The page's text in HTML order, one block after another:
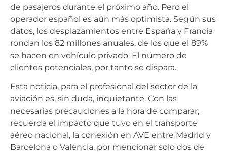
de pasajeros durante el próximo año. Pero el
operador español es aún más optimista. Según sus
datos, los desplazamientos entre España y Francia
rondan los 82 millones anuales, de los que el 89%
se hacen en vehículo privado. El número de
clientes potenciales, por tanto se dispara.
Esta noticia, para el profesional del sector de la
aviación es, sin duda, inquietante. Con las
necesarias precauciones a la hora de comparar,
recuerda el impacto que tuvo en el transporte
aéreo nacional, la conexión en AVE entre Madrid y
Barcelona o Valencia, por mencionar solo dos de